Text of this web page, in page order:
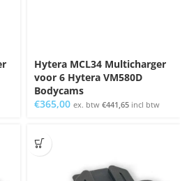
Hytera MCL34 Multicharger
voor 6 Hytera VM580D
Bodycams
€365,00 ex. btw €441,65 incl btw